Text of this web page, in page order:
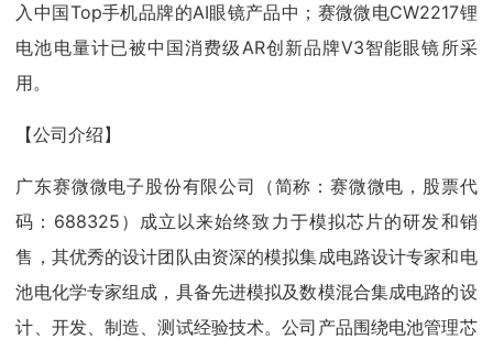
入中国Top手机品牌的AI眼镜产品中；赛微微电CW2217锂
电池电量计已被中国消费级AR创新品牌V3智能眼镜所采
用。
【公司介绍】
广东赛微微电子股份有限公司（简称：赛微微电，股票代
码：688325）成立以来始终致力于模拟芯片的研发和销
售，其优秀的设计团队由资深的模拟集成电路设计专家和电
池电化学专家组成，具备先进模拟及数模混合集成电路的设
计、开发、制造、测试经验技术。公司产品围绕电池管理芯